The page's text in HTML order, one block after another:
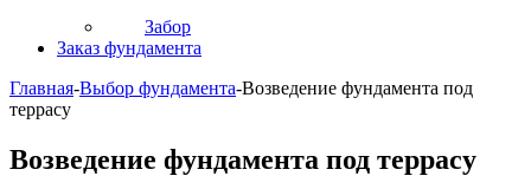
Забор
Заказ фундамента
Главная-Выбор фундамента-Возведение фундамента под
террасу
Возведение фундамента под террасу